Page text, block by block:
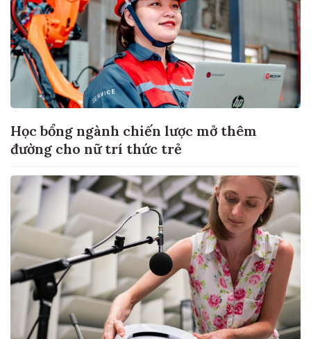
Học bổng ngành chiến lược mở thêm
đường cho nữ trí thức trẻ